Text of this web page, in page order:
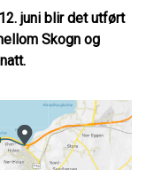
juni blir det utført
Skogn og